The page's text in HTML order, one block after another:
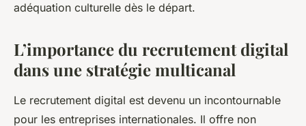
adéquation culturelle dès le départ.
L’importance du recrutement digital
dans une stratégie multicanal
Le recrutement digital est devenu un incontournable
pour les entreprises internationales. Il offre non